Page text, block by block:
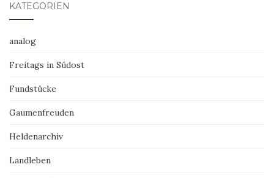
KATEGORIEN
analog
Freitags in Südost
Fundstücke
Gaumenfreuden
Heldenarchiv
Landleben